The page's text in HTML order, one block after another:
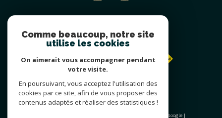
Adhérents
© 2026 | Tous droits réservés | Traduction powered by Google |
Comme beaucoup, notre site
utilise les cookies
On aimerait vous accompagner pendant
votre visite.
En poursuivant, vous acceptez l'utilisation des
cookies par ce site, afin de vous proposer des
contenus adaptés et réaliser des statistiques !